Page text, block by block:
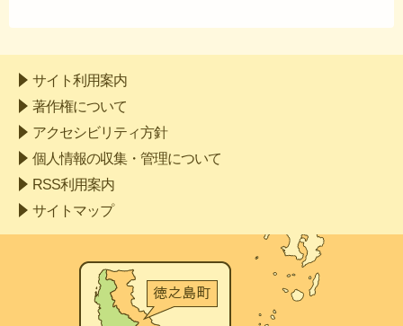
サイト利用案内
著作権について
アクセシビリティ方針
個人情報の収集・管理について
RSS利用案内
サイトマップ